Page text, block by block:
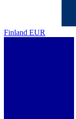
Finland EUR